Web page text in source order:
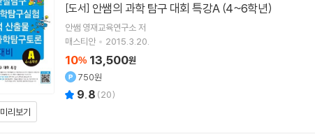
미리보기
[도서] 안쌤의 과학 탐구 대회 특강A (4~6학년)
안쌤 영재교육연구소 저
매스티안
2015.3.20.
10% 13,500원
750원
9.8 (20)